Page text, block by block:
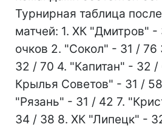
Турнирная таблица
матчей: 1. ХК "Дмитров"
очков 2. "Сокол" - 31 /
32 / 70 4. "Капитан" - 32
Крылья Советов" - 31 /
"Рязань" - 31 / 42 7.
34 / 38 8. ХК "Липецк" -